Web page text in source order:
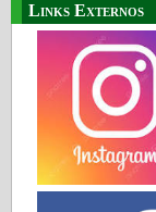
Links Externos